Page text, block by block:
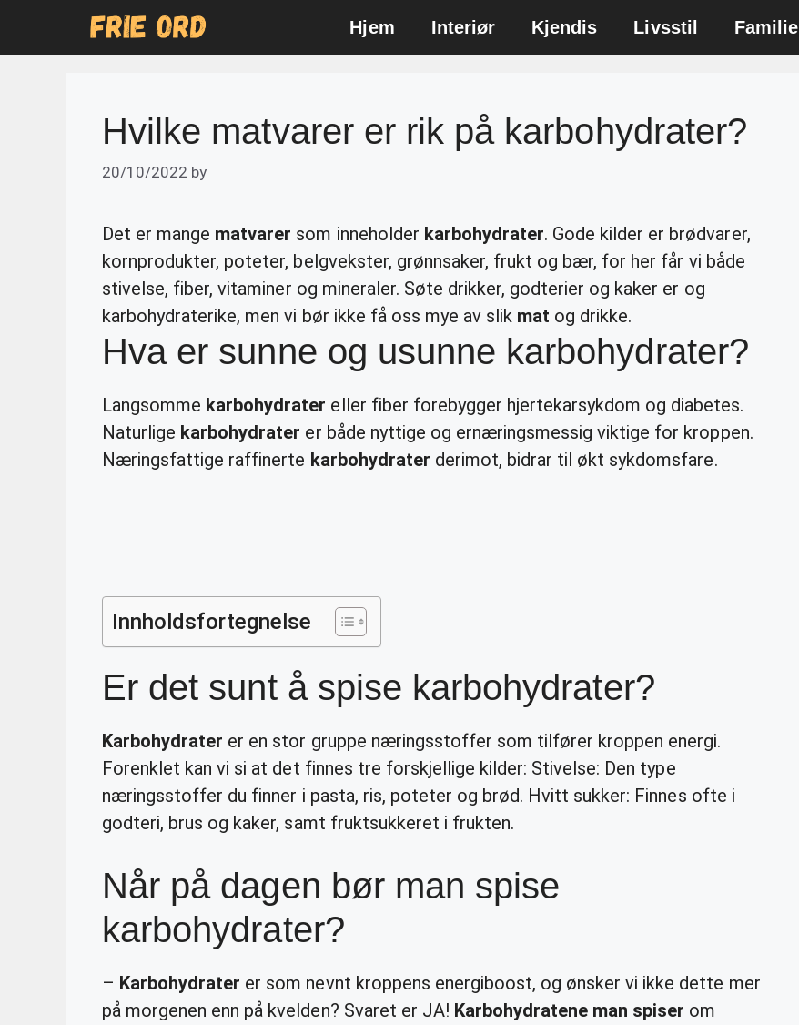
Hjem Interiør Kjendis Livsstil Familie
Hvilke matvarer er rik på karbohydrater?
20/10/2022 by
Det er mange matvarer som inneholder karbohydrater. Gode kilder er brødvarer,
kornprodukter, poteter, belgvekster, grønnsaker, frukt og bær, for her får vi både
stivelse, fiber, vitaminer og mineraler. Søte drikker, godterier og kaker er og
karbohydraterike, men vi bør ikke få oss mye av slik mat og drikke.
Hva er sunne og usunne karbohydrater?
Langsomme karbohydrater eller fiber forebygger hjertekarsykdom og diabetes.
Naturlige karbohydrater er både nyttige og ernæringsmessig viktige for kroppen.
Næringsfattige raffinerte karbohydrater derimot, bidrar til økt sykdomsfare.
Innholdsfortegnelse
Er det sunt å spise karbohydrater?
Karbohydrater er en stor gruppe næringsstoffer som tilfører kroppen energi.
Forenklet kan vi si at det finnes tre forskjellige kilder: Stivelse: Den type
næringsstoffer du finner i pasta, ris, poteter og brød. Hvitt sukker: Finnes ofte i
godteri, brus og kaker, samt fruktsukkeret i frukten.
Når på dagen bør man spise
karbohydrater?
– Karbohydrater er som nevnt kroppens energiboost, og ønsker vi ikke dette mer
på morgenen enn på kvelden? Svaret er JA! Karbohydratene man spiser om